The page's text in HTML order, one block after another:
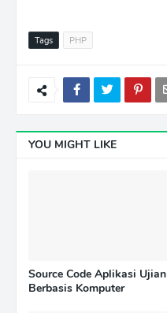
Tags PHP
YOU MIGHT LIKE
Source Code Aplikasi Ujian
Berbasis Komputer